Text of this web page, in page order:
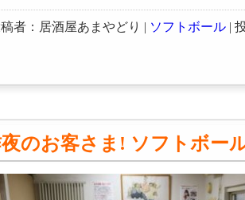
者：居酒屋あまやどり | ソフトボール |
夜のお客さま! ソフトボー